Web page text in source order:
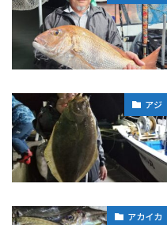
アジ
アカイカ